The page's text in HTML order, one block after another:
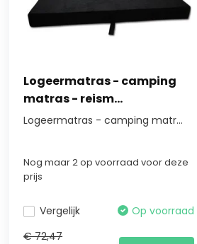
Logeermatras - camping
matras - reism...
Logeermatras - camping matr...
Nog maar 2 op voorraad voor deze
prijs
Vergelijk
Op voorraad
€ 72,47